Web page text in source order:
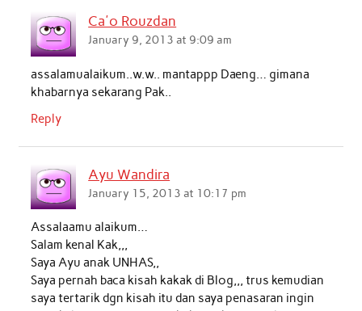
Ca'o Rouzdan
January 9, 2013 at 9:09 am
assalamualaikum..w.w.. mantappp Daeng… gimana
khabarnya sekarang Pak..
Reply
Ayu Wandira
January 15, 2013 at 10:17 pm
Assalaamu alaikum…
Salam kenal Kak,,,
Saya Ayu anak UNHAS,,
Saya pernah baca kisah kakak di Blog,,, trus kemudian
saya tertarik dgn kisah itu dan saya penasaran ingin